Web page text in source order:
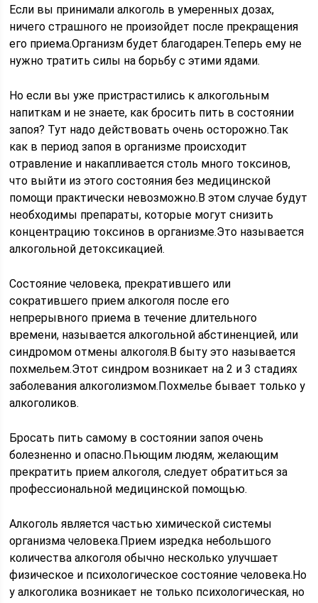
Если вы принимали алкоголь в умеренных дозах,
ничего страшного не произойдет после прекращения
его приема.Организм будет благодарен.Теперь ему не
нужно тратить силы на борьбу с этими ядами.
Но если вы уже пристрастились к алкогольным
напиткам и не знаете, как бросить пить в состоянии
запоя? Тут надо действовать очень осторожно.Так
как в период запоя в организме происходит
отравление и накапливается столь много токсинов,
что выйти из этого состояния без медицинской
помощи практически невозможно.В этом случае будут
необходимы препараты, которые могут снизить
концентрацию токсинов в организме.Это называется
алкогольной детоксикацией.
Состояние человека, прекратившего или
сократившего прием алкоголя после его
непрерывного приема в течение длительного
времени, называется алкогольной абстиненцией, или
синдромом отмены алкоголя.В быту это называется
похмельем.Этот синдром возникает на 2 и 3 стадиях
заболевания алкоголизмом.Похмелье бывает только у
алкоголиков.
Бросать пить самому в состоянии запоя очень
болезненно и опасно.Пьющим людям, желающим
прекратить прием алкоголя, следует обратиться за
профессиональной медицинской помощью.
Алкоголь является частью химической системы
организма человека.Прием изредка небольшого
количества алкоголя обычно несколько улучшает
физическое и психологическое состояние человека.Но
у алкоголика возникает не только психологическая, но